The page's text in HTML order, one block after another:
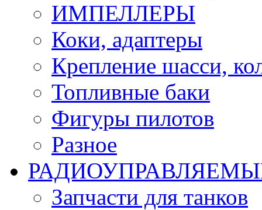
ИМПЕЛЛЕРЫ
Коки, адаптеры
Крепление шасси,
Топливные баки
Фигуры пилотов
Разное
Запчасти для танков